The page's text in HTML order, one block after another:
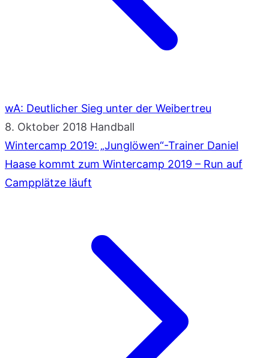
wA: Deutlicher Sieg unter der Weibertreu
8. Oktober 2018 Handball
Wintercamp 2019: „Junglöwen“-Trainer Daniel
Haase kommt zum Wintercamp 2019 – Run auf
Campplätze läuft